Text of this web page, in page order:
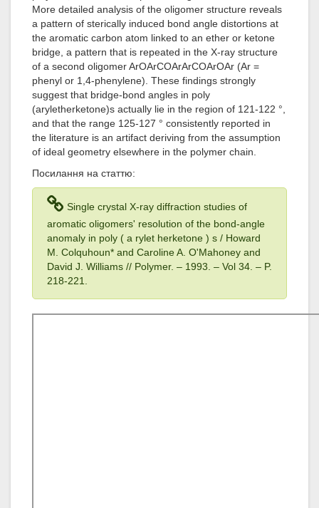
More detailed analysis of the oligomer structure reveals
a pattern of sterically induced bond angle distortions at
the aromatic carbon atom linked to an ether or ketone
bridge, a pattern that is repeated in the X-ray structure
of a second oligomer ArOArCOArArCOArOAr (Ar =
phenyl or 1,4-phenylene). These findings strongly
suggest that bridge-bond angles in poly
(aryletherketone)s actually lie in the region of 121-122 °,
and that the range 125-127 ° consistently reported in
the literature is an artifact deriving from the assumption
of ideal geometry elsewhere in the polymer chain.
Посилання на статтю:
Single crystal X-ray diffraction studies of
aromatic oligomers' resolution of the bond-angle
anomaly in poly ( a rylet herketone ) s / Howard
M. Colquhoun* and Caroline A. O'Mahoney and
David J. Williams // Polymer. – 1993 . – Vol 34 . – P.
218-221.